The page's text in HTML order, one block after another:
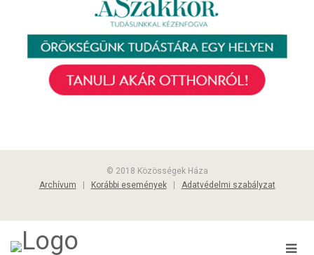
© 2018 Közösségek Háza
Archívum
Korábbi események| Adatvédelmi szabályzat